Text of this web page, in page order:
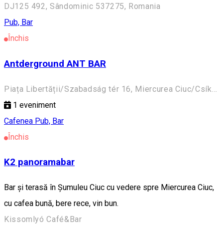
DJ125 492, Sândominic 537275, Romania
Pub, Bar
Închis
Antderground ANT BAR
1 eveniment
Cafenea Pub, Bar
Închis
K2 panoramabar
Bar și terasă în Șumuleu Ciuc cu vedere spre Miercurea Ciuc,
cu cafea bună, bere rece, vin bun.
Kissomlyó Café&Bar